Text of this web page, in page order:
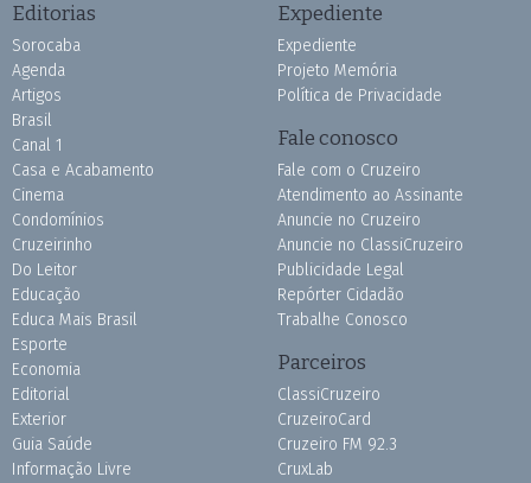
Editorias
Sorocaba
Agenda
Artigos
Brasil
Canal 1
Casa e Acabamento
Cinema
Condomínios
Cruzeirinho
Do Leitor
Educação
Educa Mais Brasil
Esporte
Economia
Editorial
Exterior
Guia Saúde
Informação Livre
Expediente
Expediente
Projeto Memória
Política de Privacidade
Fale conosco
Fale com o Cruzeiro
Atendimento ao Assinante
Anuncie no Cruzeiro
Anuncie no ClassiCruzeiro
Publicidade Legal
Repórter Cidadão
Trabalhe Conosco
Parceiros
ClassiCruzeiro
CruzeiroCard
Cruzeiro FM 92.3
CruxLab